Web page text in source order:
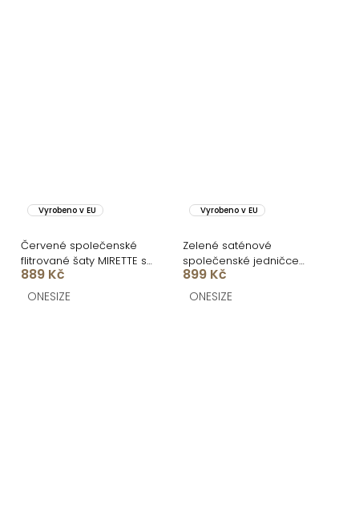
Vyrobeno v EU
Červené společenské
flitrované šaty MIRETTE s
drapováním
889 Kč
ONESIZE
Vyrobeno v EU
Zelené saténové
společenské jedničce
šaty EZMIRA
899 Kč
ONESIZE